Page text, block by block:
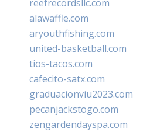
reefrecordsllc.com
alawaffle.com
aryouthfishing.com
united-basketball.com
tios-tacos.com
cafecito-satx.com
graduacionviu2023.com
pecanjackstogo.com
zengardendayspa.com